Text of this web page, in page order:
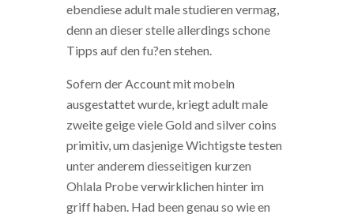
ebendiese adult male studieren vermag,
denn an dieser stelle allerdings schone
Tipps auf den fu?en stehen.
Sofern der Account mit mobeln
ausgestattet wurde, kriegt adult male
zweite geige viele Gold and silver coins
primitiv, um dasjenige Wichtigste testen
unter anderem diesseitigen kurzen
Ohlala Probe verwirklichen hinter im
griff haben. Had been genau so wie en